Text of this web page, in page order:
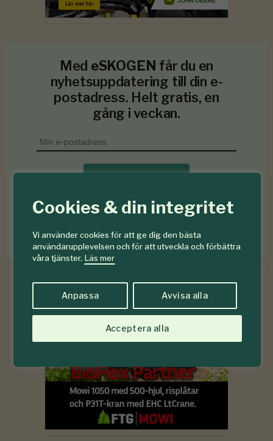
Cookies & din integritet
Vi använder cookies för att ge dig den bästa
användarupplevelsen och för att utveckla och förbättra
våra tjänster. Läs mer
Anpassa Avvisa alla
Acceptera alla
Med eSKOGEN får du en
nyhetsuppdatering till din e-
postadress. Helt gratis, en
gång i veckan.
Jag godkänner att Skogen lagrar mina personuppgifter.